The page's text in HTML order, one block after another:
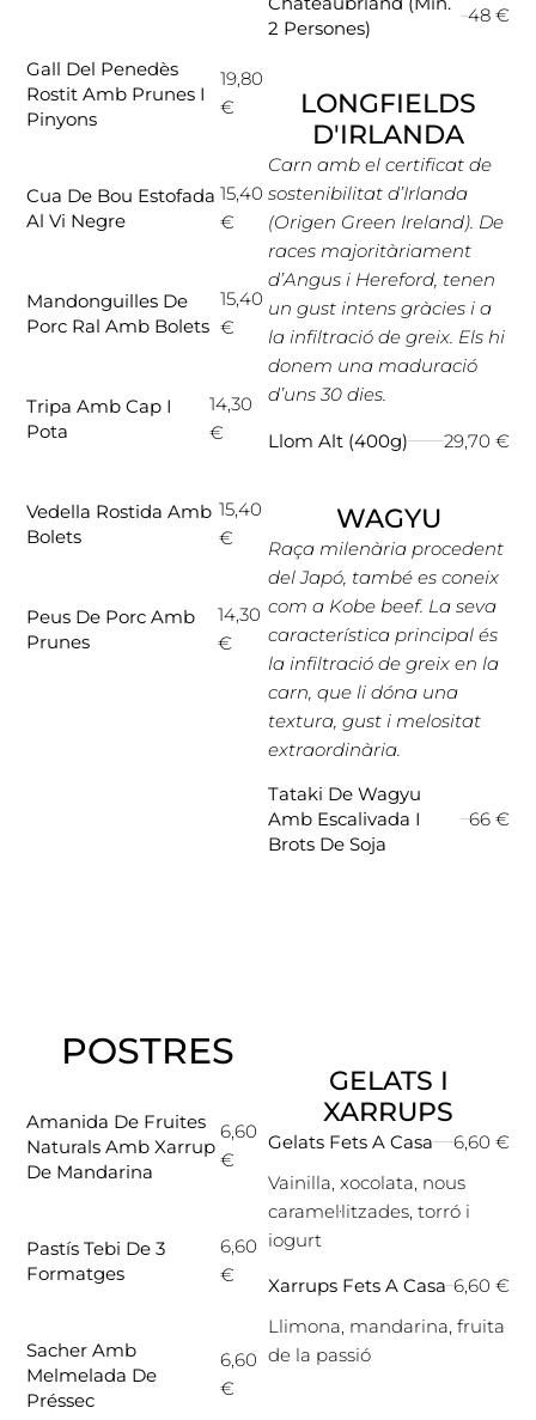
Gall Del Penedès
Rostit Amb Prunes I
Pinyons
19,80
€
Cua De Bou Estofada
Al Vi Negre
15,40
€
Mandonguilles De
Porc Ral Amb Bolets
15,40
€
Tripa Amb Cap I
Pota
14,30
€
Vedella Rostida Amb
Bolets
15,40
€
Peus De Porc Amb
Prunes
14,30
€
2 Persones)
48 €
LONGFIELDS
D'IRLANDA
Carn amb el certificat de
sostenibilitat d’Irlanda
(Origen Green Ireland). De
races majoritàriament
d’Angus i Hereford, tenen
un gust intens gràcies i a
la infiltració de greix. Els hi
donem una maduració
d’uns 30 dies.
Llom Alt (400g) 29,70 €
WAGYU
Raça milenària procedent
del Japó, també es coneix
com a Kobe beef. La seva
característica principal és
la infiltració de greix en la
carn, que li dóna una
textura, gust i melositat
extraordinària.
Tataki De Wagyu
Amb Escalivada I
Brots De Soja
66 €
POSTRES
Amanida De Fruites
Naturals Amb Xarrup
De Mandarina
6,60
€
Pastís Tebi De 3
Formatges
6,60
€
Sacher Amb
Melmelada De
Préssec
6,60
€
GELATS I
XARRUPS
Gelats Fets A Casa
6,60 €
Vainilla, xocolata, nous
caramel·litzades, torró i
iogurt
Xarrups Fets A Casa 6,60 €
Llimona, mandarina, fruita
de la passió